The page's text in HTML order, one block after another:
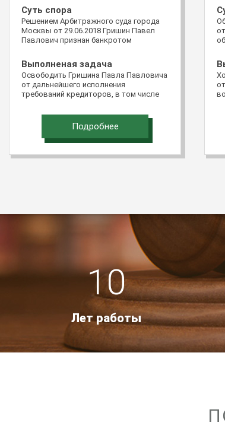
Суть спора
Решением Арбитражного суда города
Москвы от 29.06.2018 Гришин Павел
Павлович признан банкротом
Выполненая задача
Освободить Гришина Павла Павловича
от дальнейшего исполнения
требований кредиторов, в том числе
заявленных в ходе реализации
имущества гражданина
Подробнее
10
Лет работы